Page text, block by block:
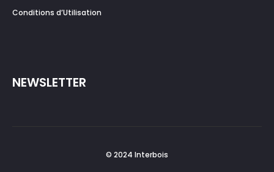
Conditions d’Utilisation
NEWSLETTER
© 2024 Interbois